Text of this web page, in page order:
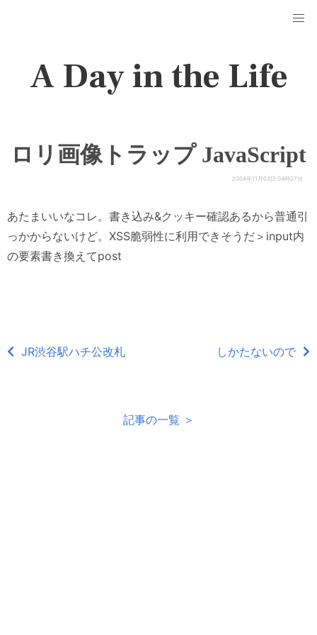
A Day in the Life
ロリ画像トラップ JavaScript
2004年11月03日 04時27分
あたまいいなコレ。書き込み&クッキー確認あるから普通引
っかからないけど。XSS脆弱性に利用できそうだ＞input内
の要素書き換えてpost
JR渋谷駅ハチ公改札 しかたないので
記事の一覧 ＞